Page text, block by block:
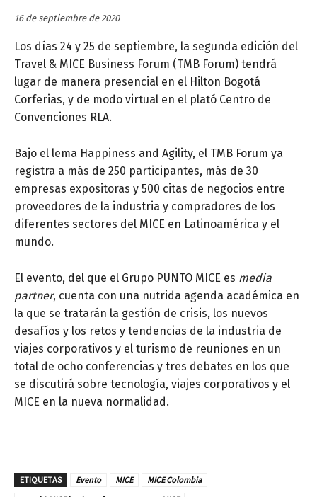
16 de septiembre de 2020
Los días 24 y 25 de septiembre, la segunda edición del
Travel & MICE Business Forum (TMB Forum) tendrá
lugar de manera presencial en el Hilton Bogotá
Corferias, y de modo virtual en el plató Centro de
Convenciones RLA.
Bajo el lema Happiness and Agility, el TMB Forum ya
registra a más de 250 participantes, más de 30
empresas expositoras y 500 citas de negocios entre
proveedores de la industria y compradores de los
diferentes sectores del MICE en Latinoamérica y el
mundo.
El evento, del que el Grupo PUNTO MICE es media
partner, cuenta con una nutrida agenda académica en
la que se tratarán la gestión de crisis, los nuevos
desafíos y los retos y tendencias de la industria de
viajes corporativos y el turismo de reuniones en un
total de ocho conferencias y tres debates en los que
se discutirá sobre tecnología, viajes corporativos y el
MICE en la nueva normalidad.
ETIQUETAS Evento MICE
MICE Colombia